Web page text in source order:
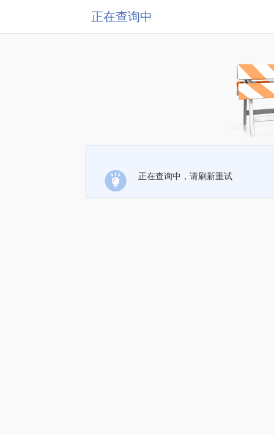
正在查询中
正在查询中，请刷新重试